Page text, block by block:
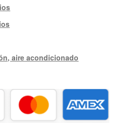
aire acondicionado